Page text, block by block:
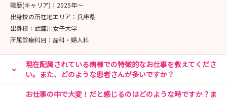
職歴(キャリア)： 2025年〜
出身校の所在地エリア： 兵庫県
出身校： 武庫川女子大学
所属診療科目： 産科・婦人科
現在配属されている病棟での特徴的なお仕事を教えてくださ
い。また、どのような患者さんが多いですか？
お仕事の中で大変！だと感じるのはどのような時ですか？ま